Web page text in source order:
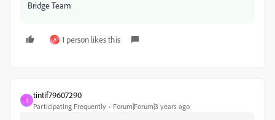
Bridge Team
A 1 person likes this
T
tintif79607290
Participating Frequently Forum|Forum|3 years ago